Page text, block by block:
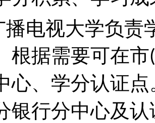
播电视大学负责
根据需要可在市(
心、学分认证点
银行分中心及